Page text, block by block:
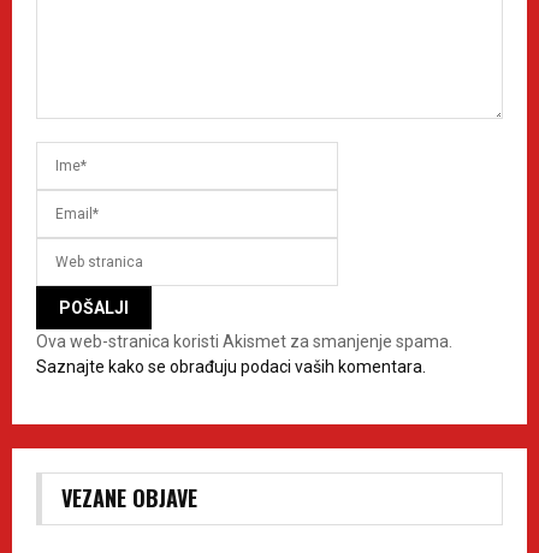
Ova web-stranica koristi Akismet za smanjenje spama.
Saznajte kako se obrađuju podaci vaših komentara.
VEZANE OBJAVE